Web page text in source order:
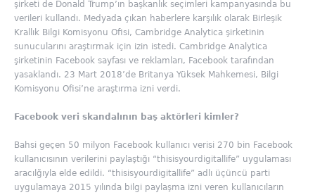
şirketi de Donald Trump’ın başkanlık seçimleri kampanyasında bu
verileri kullandı. Medyada çıkan haberlere karşılık olarak Birleşik
Krallık Bilgi Komisyonu Ofisi, Cambridge Analytica şirketinin
sunucularını araştırmak için izin istedi. Cambridge Analytica
şirketinin Facebook sayfası ve reklamları, Facebook tarafından
yasaklandı. 23 Mart 2018’de Britanya Yüksek Mahkemesi, Bilgi
Komisyonu Ofisi’ne araştırma izni verdi.
Facebook veri skandalının baş aktörleri kimler?
Bahsi geçen 50 milyon Facebook kullanıcı verisi 270 bin Facebook
kullanıcısının verilerini paylaştığı “thisisyourdigitallife” uygulaması
aracılğıyla elde edildi. “thisisyourdigitallife” adlı üçüncü parti
uygulamaya 2015 yılında bilgi paylaşma izni veren kullanıcıların